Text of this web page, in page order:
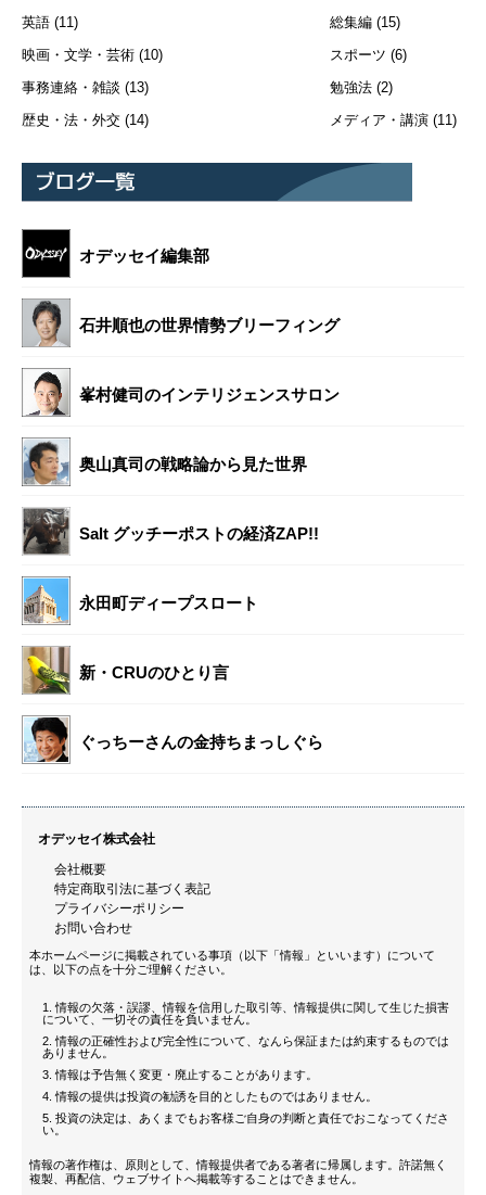
英語 (11)
映画・文学・芸術 (10)
事務連絡・雑談 (13)
歴史・法・外交 (14)
総集編 (15)
スポーツ (6)
勉強法 (2)
メディア・講演 (11)
オデッセイ編集部
石井順也の世界情勢ブリーフィング
峯村健司のインテリジェンスサロン
奥山真司の戦略論から見た世界
Salt グッチーポストの経済ZAP!!
永田町ディープスロート
新・CRUのひとり言
ぐっちーさんの金持ちまっしぐら
オデッセイ株式会社
会社概要
特定商取引法に基づく表記
プライバシーポリシー
お問い合わせ
本ホームページに掲載されている事項（以下「情報」といいます）について
は、以下の点を十分ご理解ください。
情報の欠落・誤謬、情報を信用した取引等、情報提供に関して生じた損害
について、一切その責任を負いません。
情報の正確性および完全性について、なんら保証または約束するものでは
ありません。
情報は予告無く変更・廃止することがあります。
情報の提供は投資の勧誘を目的としたものではありません。
投資の決定は、あくまでもお客様ご自身の判断と責任でおこなってくださ
い。
情報の著作権は、原則として、情報提供者である著者に帰属します。許諾無く
複製、再配信、ウェブサイトへ掲載等することはできません。